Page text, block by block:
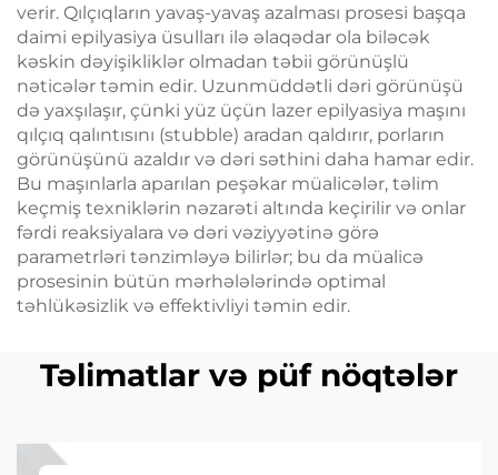
verir. Qılçıqların yavaş-yavaş azalması prosesi başqa
daimi epilyasiya üsulları ilə əlaqədar ola biləcək
kəskin dəyişikliklər olmadan təbii görünüşlü
nəticələr təmin edir. Uzunmüddətli dəri görünüşü
də yaxşılaşır, çünki yüz üçün lazer epilyasiya maşını
qılçıq qalıntısını (stubble) aradan qaldırır, porların
görünüşünü azaldır və dəri səthini daha hamar edir.
Bu maşınlarla aparılan peşəkar müalicələr, təlim
keçmiş texniklərin nəzarəti altında keçirilir və onlar
fərdi reaksiyalara və dəri vəziyyətinə görə
parametrləri tənzimləyə bilirlər; bu da müalicə
prosesinin bütün mərhələlərində optimal
təhlükəsizlik və effektivliyi təmin edir.
Təlimatlar və püf nöqtələr